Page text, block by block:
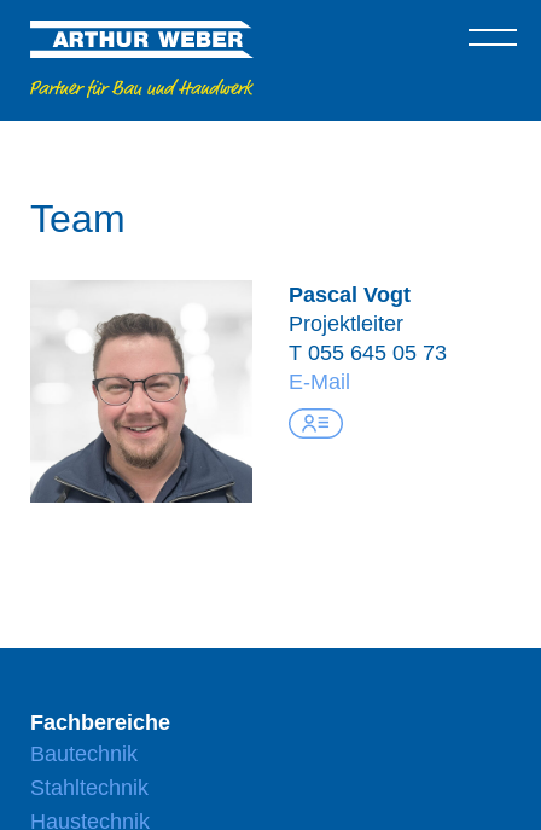
Team
Pascal Vogt
Projektleiter
T 055 645 05 73
E-Mail
Fachbereiche
Bautechnik
Stahltechnik
Haustechnik